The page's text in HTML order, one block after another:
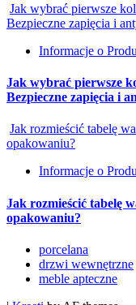
Jak wybrać pierwsze
Bezpieczne zapięcia i
Informacje o
Jak wybrać pierwsze
Bezpieczne zapięcia i
Jak rozmieścić tabelę
opakowaniu?
Informacje o
Jak rozmieścić tabelę
opakowaniu?
porcelana
drzwi wewnętrzne
meble apteczne